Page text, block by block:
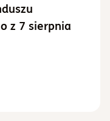
z 7 sierpnia
Prospektu